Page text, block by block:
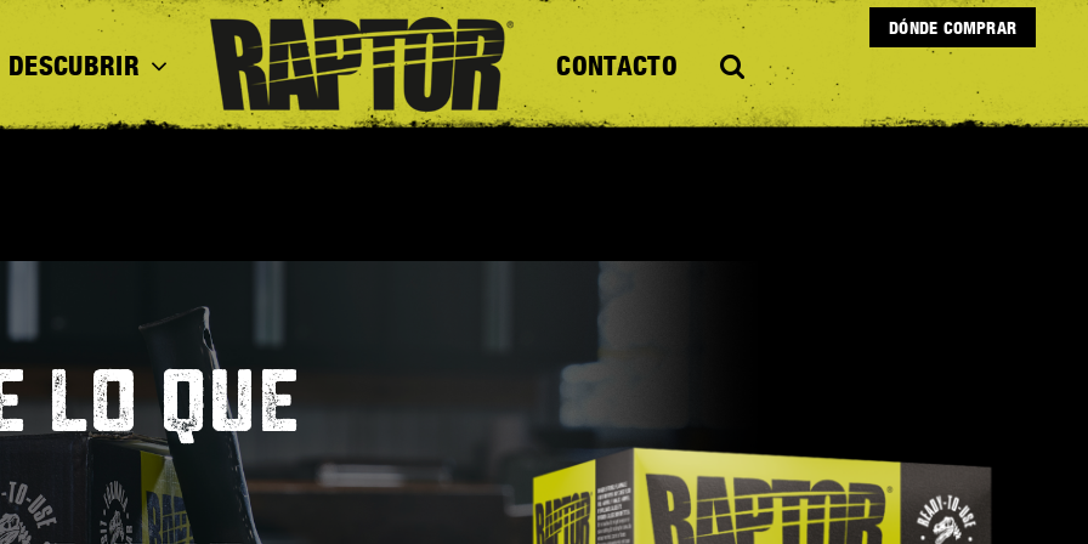
DÓNDE COMPRAR
DESCUBRIR CONTACTO
LO QUE